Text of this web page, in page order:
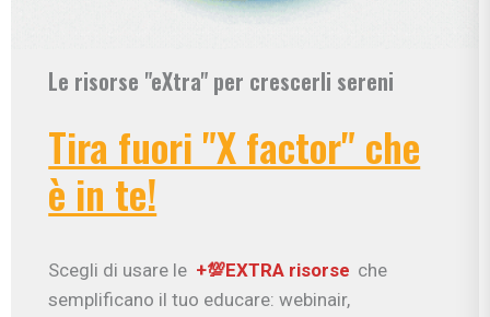
Le risorse "eXtra" per crescerli sereni
Tira fuori "X factor" che
è in te!
Scegli di usare le +💯EXTRA risorse che
semplificano il tuo educare: webinair,